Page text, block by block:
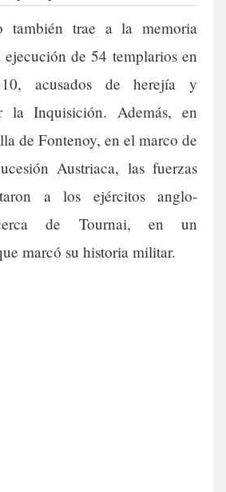
también trae a la memoria
de 54 templarios en
acusados de herejía y
la Inquisición. Además, en
de Fontenoy, en el marco de
Austriaca, las fuerzas
a los ejércitos anglo-
cerca de Tournai, en un
marcó su historia militar.